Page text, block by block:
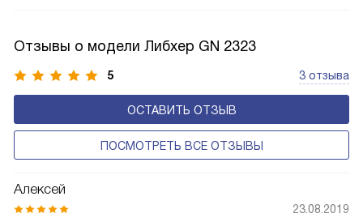
камеры.
Отзывы о модели Либхер GN 2323
5 3 отзыва
ОСТАВИТЬ ОТЗЫВ
ПОСМОТРЕТЬ ВСЕ ОТЗЫВЫ
Алексей
23.08.2019